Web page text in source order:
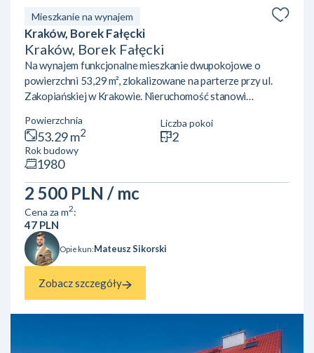
Mieszkanie na wynajem
Kraków, Borek Fałęcki
Kraków, Borek Fałęcki
Na wynajem funkcjonalne mieszkanie dwupokojowe o
powierzchni 53,29 m², zlokalizowane na parterze przy ul.
Zakopiańskiej w Krakowie. Nieruchomość stanowi
ciche i zapewnia komfort codziennego życia, a jego
dodatkowym atutem jest przyjemny widok na park w Borku.
Lokal składa się z dwóch ustawnych pokoi, co daje szerokie
możliwości aranżacyjne. Dzięki położeniu na parterze jest
wygodny i łatwo dostępny.Dostępny garaż w budynku. W
najbliższej oko...
Powierzchnia
53.29 m2
Liczba pokoi
2
Rok budowy
1980
2 500 PLN / mc
Cena za m2:
47 PLN
Opiekun:Mateusz Sikorski
Zobacz szczegóły